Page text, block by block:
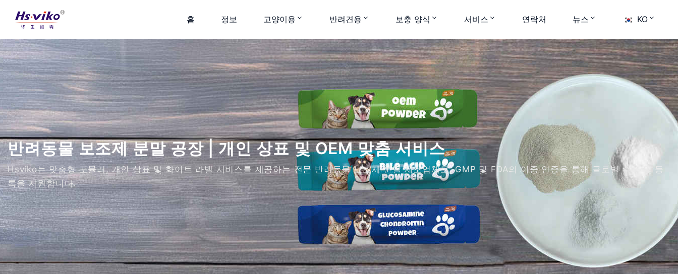
홈 정보 고양이용 반려견용 보충 양식 서비스 연락처 뉴스 KO
반려동물 보조제 분말 공장 | 개인 상표 및 OEM 맞춤 서비스
Hsviko는 맞춤형 포뮬러, 개인 상표 및 화이트 라벨 서비스를 제공하는 전문 반려동물 보조제 분말 제조업체로, GMP 및 FDA의 이중 인증을 통해 글로벌 수출 및 등
록을 지원합니다.